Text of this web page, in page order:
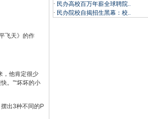
飞天》的作
，他肯定很少
。”“坏坏的小
出3种不同的P
· 民办高校百万年薪全球聘院..
· 民办院校自揭招生黑幕：校..